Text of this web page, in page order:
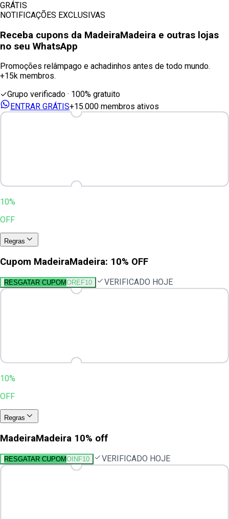
GRÁTIS
NOTIFICAÇÕES EXCLUSIVAS
Receba cupons da MadeiraMadeira e outras lojas
no seu WhatsApp
Promoções relâmpago e achadinhos antes de todo mundo.
+15k membros.
✓Grupo verificado · 100% gratuito
ENTRAR GRÁTIS+15.000 membros ativos
10%
OFF
Regras
Cupom MadeiraMadeira: 10% OFF
RESGATAR CUPOMOREF10 VERIFICADO HOJE
10%
OFF
Regras
MadeiraMadeira 10% off
RESGATAR CUPOMOINF10 VERIFICADO HOJE